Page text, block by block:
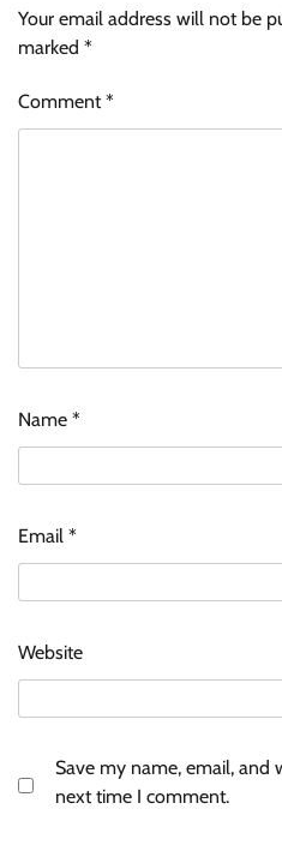
Your email address will not be
marked *
Comment*
Name *
Email *
Website
Save my name, email, and
next time I comment.